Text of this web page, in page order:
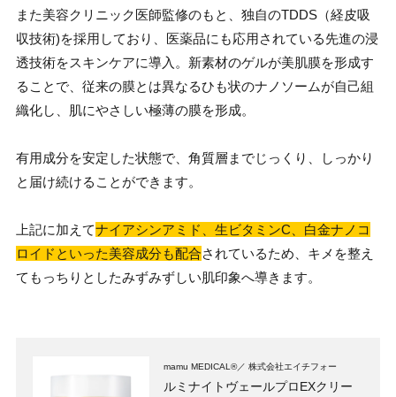
また美容クリニック医師監修のもと、独自のTDDS（経皮吸
収技術)を採用しており、医薬品にも応用されている先進の浸
透技術をスキンケアに導入。新素材のゲルが美肌膜を形成す
ることで、従来の膜とは異なるひも状のナノソームが自己組
織化し、肌にやさしい極薄の膜を形成。
有用成分を安定した状態で、角質層までじっくり、しっかり
と届け続けることができます。
上記に加えてナイアシンアミド、生ビタミンC、白金ナノコ
ロイドといった美容成分も配合されているため、キメを整え
てもっちりとしたみずみずしい肌印象へ導きます。
mamu MEDICAL® 株式会社エイチフォー
ルミナイトヴェールプロEXクリー